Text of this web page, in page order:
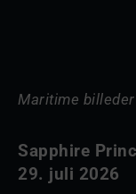
Maritime billeder
Sapphire
29. juli 2026